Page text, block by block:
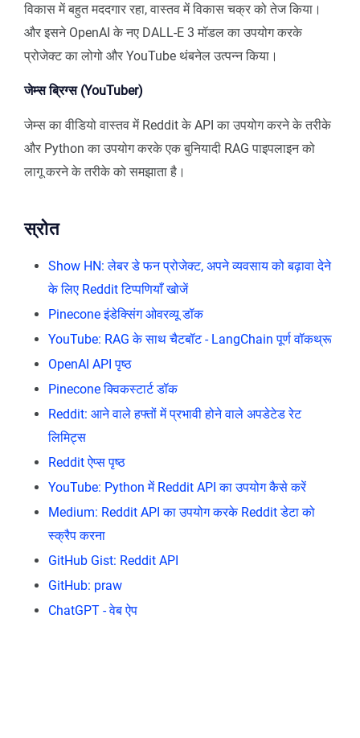
विकास में बहुत मददगार रहा, वास्तव में विकास चक्र को तेज किया।
और इसने OpenAI के नए DALL-E 3 मॉडल का उपयोग करके
प्रोजेक्ट का लोगो और YouTube थंबनेल उत्पन्न किया।
जेम्स ब्रिग्स (YouTuber)
जेम्स का वीडियो वास्तव में Reddit के API का उपयोग करने के तरीके
और Python का उपयोग करके एक बुनियादी RAG पाइपलाइन को
लागू करने के तरीके को समझाता है।
स्रोत
Show HN: लेबर डे फन प्रोजेक्ट, अपने व्यवसाय को बढ़ावा देने
के लिए Reddit टिप्पणियाँ खोजें
Pinecone इंडेक्सिंग ओवरव्यू डॉक
YouTube: RAG के साथ चैटबॉट - LangChain पूर्ण वॉकथ्रू
OpenAI API पृष्ठ
Pinecone क्विकस्टार्ट डॉक
Reddit: आने वाले हफ्तों में प्रभावी होने वाले अपडेटेड रेट
लिमिट्स
Reddit ऐप्स पृष्ठ
YouTube: Python में Reddit API का उपयोग कैसे करें
Medium: Reddit API का उपयोग करके Reddit डेटा को
स्क्रैप करना
GitHub Gist: Reddit API
GitHub: praw
ChatGPT - वेब ऐप